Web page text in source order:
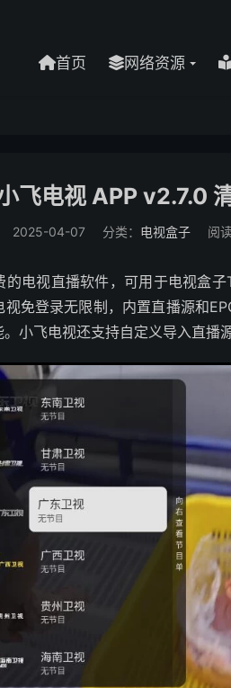
首页 网络资源
飞电视 APP v2.7.0
2025-04-07 分类： 电视盒子 阅
电视直播软件，可用于电视盒
视免登录无限制，内置直播源和
小飞电视还支持自定义导入直播